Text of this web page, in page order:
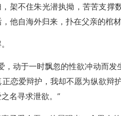
架不住朱光潜执拗，苦苦支
他自海外归来，扑在父亲的棺
，动于一时飘忽的性欲冲动而
恋爱辩护，我却不愿为纵欲辩
名寻求泄欲。”